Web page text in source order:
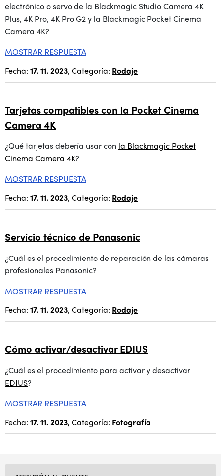
electrónico o servo de la Blackmagic Studio Camera 4K
Plus, 4K Pro, 4K Pro G2 y la Blackmagic Pocket Cinema
Camera 4K?
MOSTRAR RESPUESTA
Fecha: 17. 11. 2023, Categoría: Rodaje
Tarjetas compatibles con la Pocket Cinema
Camera 4K
¿Qué tarjetas debería usar con la Blackmagic Pocket
Cinema Camera 4K?
MOSTRAR RESPUESTA
Fecha: 17. 11. 2023, Categoría: Rodaje
Servicio técnico de Panasonic
¿Cuál es el procedimiento de reparación de las cámaras
profesionales Panasonic?
MOSTRAR RESPUESTA
Fecha: 17. 11. 2023, Categoría: Rodaje
Cómo activar/desactivar EDIUS
¿Cuál es el procedimiento para activar y desactivar
EDIUS?
MOSTRAR RESPUESTA
Fecha: 17. 11. 2023, Categoría: Fotografía